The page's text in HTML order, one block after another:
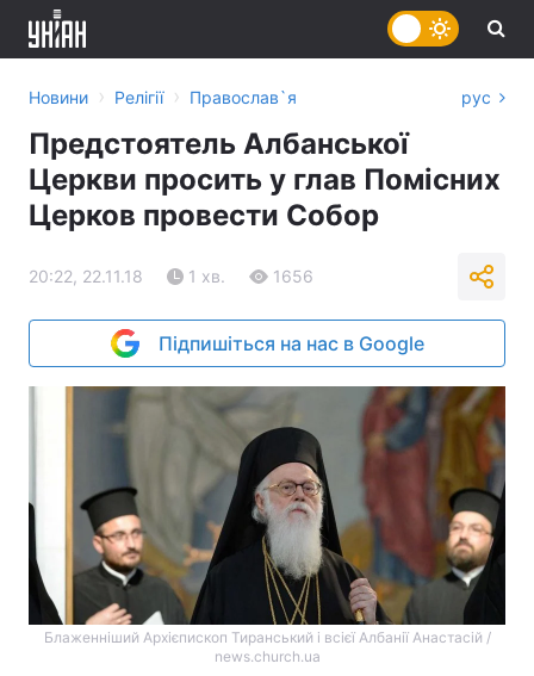
Новини › Релігії › Православ`я рус
Предстоятель Албанської
Церкви просить у глав Помісних
Церков провести Собор
20:22, 22.11.18 1 хв. 1656
Підпишіться на нас в Google
Блаженніший Архієпископ Тиранський і всієї Албанії Анастасій /
news.church.ua